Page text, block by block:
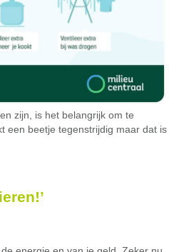
zijn, is het belangrijk om te
een beetje tegenstrijdig maar dat is